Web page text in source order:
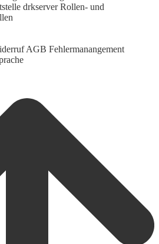
drkserver Rollen- und
AGB Fehlermanangement